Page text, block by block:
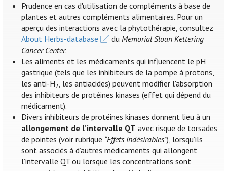
Prudence en cas d'utilisation de compléments à base de
plantes et autres compléments alimentaires. Pour un
aperçu des interactions avec la phytothérapie, consultez
About Herbs-database
duMemorial Sloan Kettering
Cancer Center.
Les aliments et les médicaments qui influencent le pH
gastrique (tels que les inhibiteurs de la pompe à protons,
les anti-H2, les antiacides) peuvent modifier l'absorption
des inhibiteurs de protéines kinases (effet qui dépend du
médicament).
Divers inhibiteurs de protéines kinases donnent lieu à un
allongement de l’intervalle QT avec risque de torsades
de pointes (voir rubrique “Effets indésirables”), lorsqu’ils
sont associés à d’autres médicaments qui allongent
l’intervalle QT ou lorsque les concentrations sont